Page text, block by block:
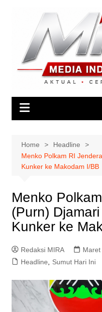
Home
Headline
Menko Polkam RI
Kunker ke Makodam I/BB
Menko
(Purn)
Kunker ke
Redaksi MIRA
Headline
Sumut Hari Ini